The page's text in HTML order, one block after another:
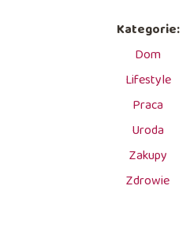
Kategorie:
Dom
Lifestyle
Praca
Uroda
Zakupy
Zdrowie